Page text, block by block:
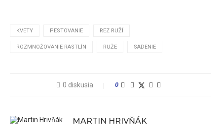
KVETY PESTOVANIE REZ RUŽÍ
ROZMNOŽOVANIE RASTLÍN RUŽE SADENIE
0 diskusia 0
MARTIN HRIVŇÁK